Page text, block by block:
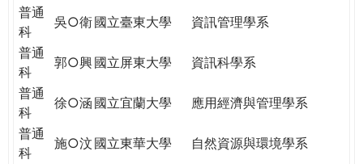
普通
科
吳○衛國立臺東大學
資訊管理學系
普通
科
郭○興國立屏東大學
資訊科學系
普通
科
徐○涵 國立宜蘭大學
應用經濟與管理學系
普通
科
施○汶 國立東華大學
自然資源與環境學系